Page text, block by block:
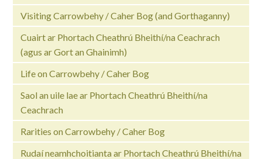
Visiting Carrowbehy / Caher Bog (and Gorthaganny)
Cuairt ar Phortach Cheathrú Bheithí/na Ceachrach
(agus ar Gort an Ghainimh)
Life on Carrowbehy / Caher Bog
Saol an uile lae ar Phortach Cheathrú Bheithí/na
Ceachrach
Rarities on Carrowbehy / Caher Bog
Rudaí neamhchoitianta ar Phortach Cheathrú Bheithí/na